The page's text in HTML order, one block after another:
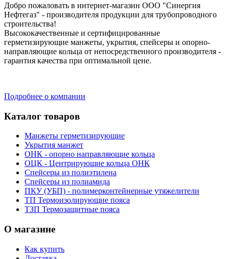
Добро пожаловать в интернет-магазин ООО "Синергия
Нефтегаз" - производителя продукции для трубопроводного
строительства!
Высококачественные и сертифицированные
герметизирующие манжеты, укрытия, спейсеры и опорно-
направляющие кольца от непосредственного производителя -
гарантия качества при оптимальной цене.
Подробнее о компании
Каталог товаров
Манжеты герметизирующие
Укрытия манжет
ОНК - опорно направляющие кольца
ОЦК - Центрирующие кольца ОНК
Спейсеры из полиэтилена
Спейсеры из полиамида
ПКУ (УБП) - полимерконтейнерные утяжелители
ТП Термоизолирующие пояса
ТЗП Термозащитные пояса
О магазине
Как купить